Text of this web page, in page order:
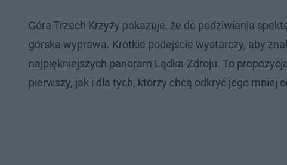
Góra Trzech Krzyży pokazuje, że do podziwiania
górska wyprawa. Krótkie podejście wystarczy, aby
najpiękniejszych panoram Lądka-Zdroju. To
pierwszy, jak i dla tych, którzy chcą odkryć jego mniej